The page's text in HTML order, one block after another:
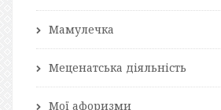
Мамулечка
Меценатська діяльність
Мої афоризми